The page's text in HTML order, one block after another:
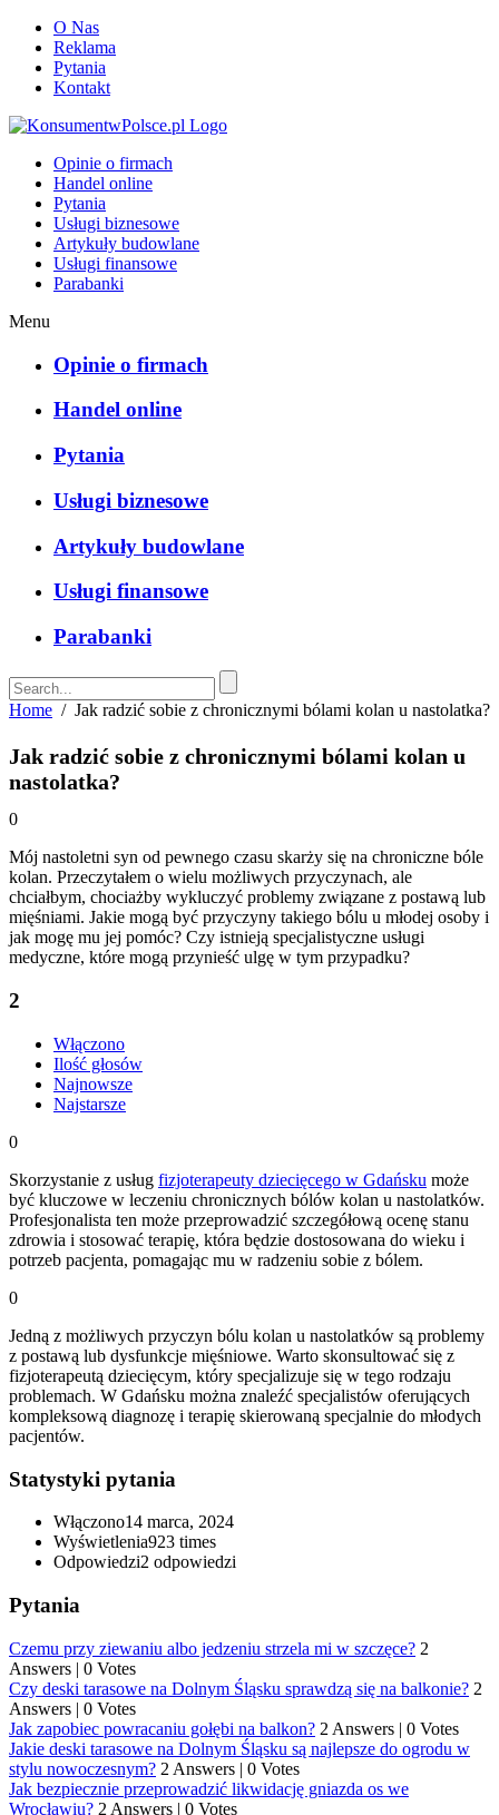
O Nas
Reklama
Pytania
Kontakt
Opinie o firmach
Handel online
Pytania
Usługi biznesowe
Artykuły budowlane
Usługi finansowe
Parabanki
Menu
Opinie o firmach
Handel online
Pytania
Usługi biznesowe
Artykuły budowlane
Usługi finansowe
Parabanki
Home / Jak radzić sobie z chronicznymi bólami kolan u nastolatka?
Jak radzić sobie z chronicznymi bólami kolan u
nastolatka?
0
Mój nastoletni syn od pewnego czasu skarży się na chroniczne bóle
kolan. Przeczytałem o wielu możliwych przyczynach, ale
chciałbym, chociażby wykluczyć problemy związane z postawą lub
mięśniami. Jakie mogą być przyczyny takiego bólu u młodej osoby i
jak mogę mu jej pomóc? Czy istnieją specjalistyczne usługi
medyczne, które mogą przynieść ulgę w tym przypadku?
2
Włączono
Ilość głosów
Najnowsze
Najstarsze
0
Skorzystanie z usług fizjoterapeuty dziecięcego w Gdańsku może
być kluczowe w leczeniu chronicznych bólów kolan u nastolatków.
Profesjonalista ten może przeprowadzić szczegółową ocenę stanu
zdrowia i stosować terapię, która będzie dostosowana do wieku i
potrzeb pacjenta, pomagając mu w radzeniu sobie z bólem.
0
Jedną z możliwych przyczyn bólu kolan u nastolatków są problemy
z postawą lub dysfunkcje mięśniowe. Warto skonsultować się z
fizjoterapeutą dziecięcym, który specjalizuje się w tego rodzaju
problemach. W Gdańsku można znaleźć specjalistów oferujących
kompleksową diagnozę i terapię skierowaną specjalnie do młodych
pacjentów.
Statystyki pytania
Włączono14 marca, 2024
Wyświetlenia923 times
Odpowiedzi2 odpowiedzi
Pytania
Czemu przy ziewaniu albo jedzeniu strzela mi w szczęce? 2
Answers | 0 Votes
Czy deski tarasowe na Dolnym Śląsku sprawdzą się na balkonie? 2
Answers | 0 Votes
Jak zapobiec powracaniu gołębi na balkon? 2 Answers | 0 Votes
Jakie deski tarasowe na Dolnym Śląsku są najlepsze do ogrodu w
stylu nowoczesnym? 2 Answers | 0 Votes
Jak bezpiecznie przeprowadzić likwidację gniazda os we
Wrocławiu? 2 Answers | 0 Votes